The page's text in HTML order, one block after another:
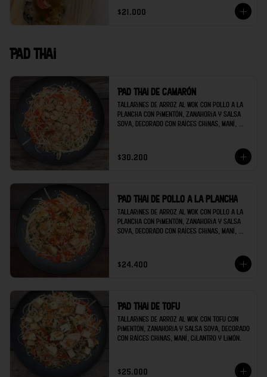
$21.000
Pad thai
Pad thai de camarón
Tallarines de arroz al wok con pollo a la
plancha con pimentón, zanahoria y salsa
soya, decorado con raíces chinas, maní,
$30.200
Pad thai de pollo a la plancha
Tallarines de arroz al wok con pollo a la
plancha con pimentón, zanahoria y salsa
soya, decorado con raíces chinas, maní,
$24.400
Pad thai de tofu
Tallarines de arroz al wok con tofu con
pimentón, zanahoria y salsa soya, decorado
con raíces chinas, maní, cilantro y limón.
$25.000